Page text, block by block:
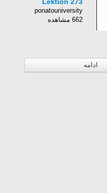
ponatouniversity
662 مشاهده
ادامه